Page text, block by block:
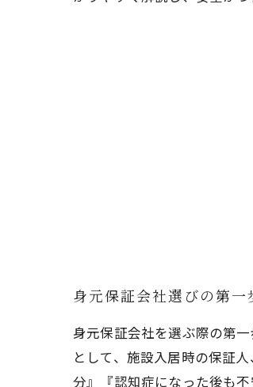
身元保証会社選びの第
身元保証会社を選ぶ際の第
として、施設入居時の保証
分』『認知症になった後も